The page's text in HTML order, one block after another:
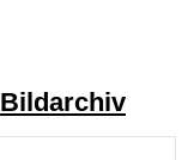
Bildarchiv